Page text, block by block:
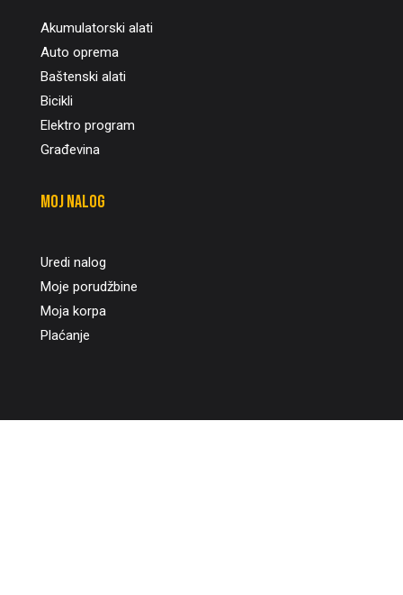
Akumulatorski alati
Auto oprema
Baštenski alati
Bicikli
Elektro program
Građevina
Moj nalog
Uredi nalog
Moje porudžbine
Moja korpa
Plaćanje